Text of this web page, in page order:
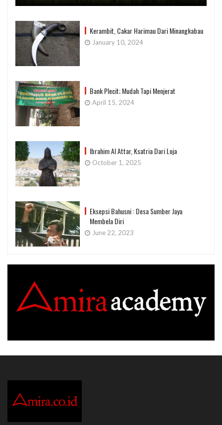
Kerambit, Cakar Harimau Dari Minangkabau
January 10, 2024
Bank Plecit; Mudah Tapi Menjerat
April 15, 2024
Ibrahim Al Attar, Ksatria Dari Loja
October 1, 2025
Eksepsi Bahusni : Desa Sumber Jaya
Membela Diri
June 22, 2023